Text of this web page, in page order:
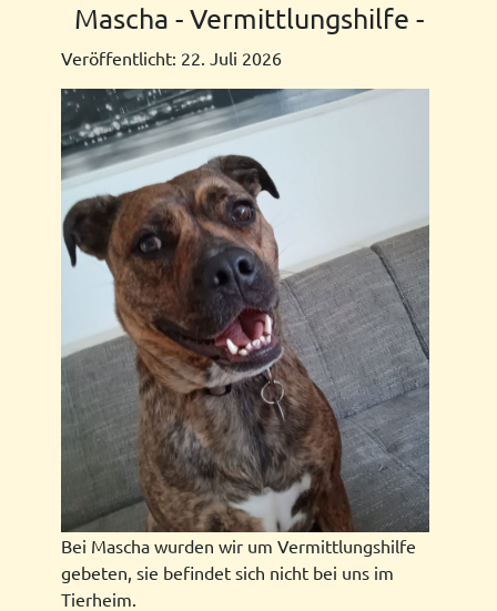
Mascha - Vermittlungshilfe -
Veröffentlicht: 22. Juli 2026
Bei Mascha wurden wir um Vermittlungshilfe
gebeten, sie befindet sich nicht bei uns im
Tierheim.